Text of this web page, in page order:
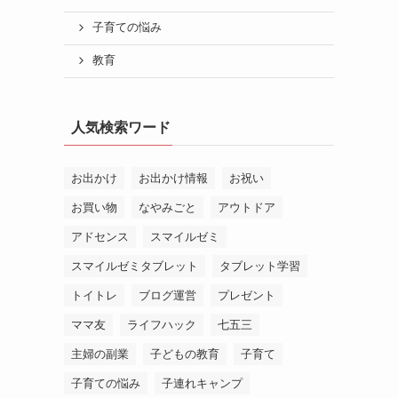
子育ての悩み
教育
人気検索ワード
お出かけ お出かけ情報 お祝い
お買い物 なやみごと アウトドア
アドセンス スマイルゼミ
スマイルゼミタブレット タブレット学習
トイトレ ブログ運営 プレゼント
ママ友 ライフハック 七五三
主婦の副業 子どもの教育 子育て
子育ての悩み 子連れキャンプ